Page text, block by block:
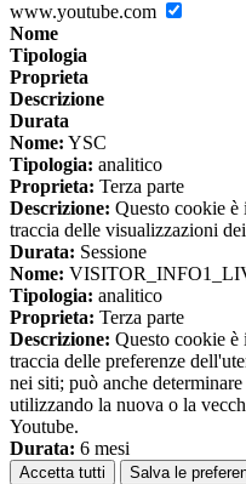
www.youtube.com
Nome
Tipologia
Proprieta
Descrizione
Durata
Nome: YSC
Tipologia: analitico
Proprieta: Terza parte
Descrizione: Questo cookie è
traccia delle visualizzazioni
Durata: Sessione
Nome:
Tipologia: analitico
Proprieta: Terza parte
Descrizione: Questo cookie è
traccia delle preferenze
nei siti; può anche
utilizzando la nuova o la
Youtube.
Durata: 6 mesi
Accetta tutti Salva le